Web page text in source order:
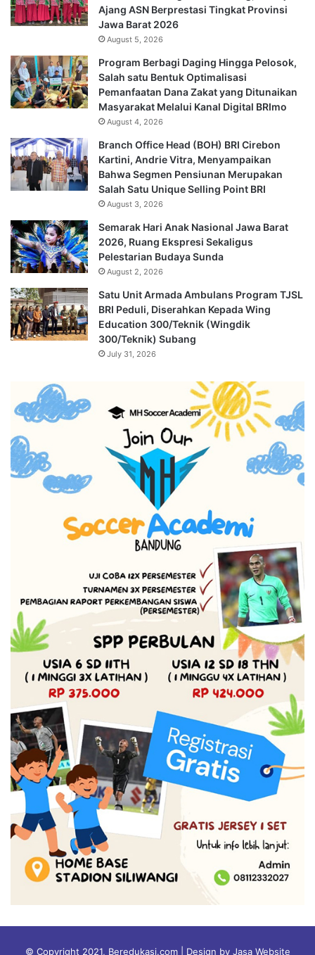
Ajang ASN Berprestasi Tingkat Provinsi
Jawa Barat 2026
August 5, 2026
Program Berbagi Daging Hingga Pelosok,
Salah satu Bentuk Optimalisasi
Pemanfaatan Dana Zakat yang Ditunaikan
Masyarakat Melalui Kanal Digital BRImo
August 4, 2026
Branch Office Head (BOH) BRI Cirebon
Kartini, Andrie Vitra, Menyampaikan
Bahwa Segmen Pensiunan Merupakan
Salah Satu Unique Selling Point BRI
August 3, 2026
Semarak Hari Anak Nasional Jawa Barat
2026, Ruang Ekspresi Sekaligus
Pelestarian Budaya Sunda
August 2, 2026
Satu Unit Armada Ambulans Program TJSL
BRI Peduli, Diserahkan Kepada Wing
Education 300/Teknik (Wingdik
300/Teknik) Subang
July 31, 2026
© Copyright 2021, Beredukasi.com | Design by Jasa Website